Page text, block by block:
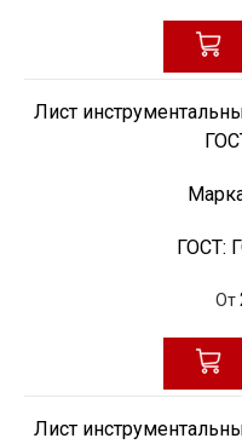
Лист
ГОСТ:
От
Лист